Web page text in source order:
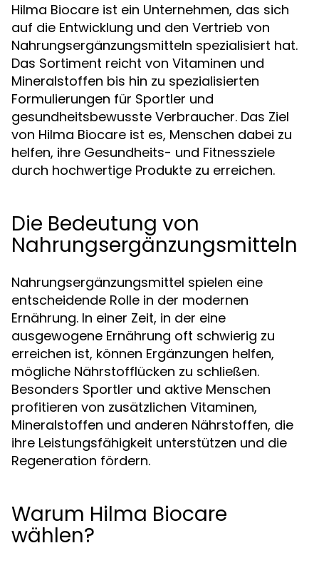
Hilma Biocare ist ein Unternehmen, das sich
auf die Entwicklung und den Vertrieb von
Nahrungsergänzungsmitteln spezialisiert hat.
Das Sortiment reicht von Vitaminen und
Mineralstoffen bis hin zu spezialisierten
Formulierungen für Sportler und
gesundheitsbewusste Verbraucher. Das Ziel
von Hilma Biocare ist es, Menschen dabei zu
helfen, ihre Gesundheits- und Fitnessziele
durch hochwertige Produkte zu erreichen.
Die Bedeutung von
Nahrungsergänzungsmitteln
Nahrungsergänzungsmittel spielen eine
entscheidende Rolle in der modernen
Ernährung. In einer Zeit, in der eine
ausgewogene Ernährung oft schwierig zu
erreichen ist, können Ergänzungen helfen,
mögliche Nährstofflücken zu schließen.
Besonders Sportler und aktive Menschen
profitieren von zusätzlichen Vitaminen,
Mineralstoffen und anderen Nährstoffen, die
ihre Leistungsfähigkeit unterstützen und die
Regeneration fördern.
Warum Hilma Biocare
wählen?